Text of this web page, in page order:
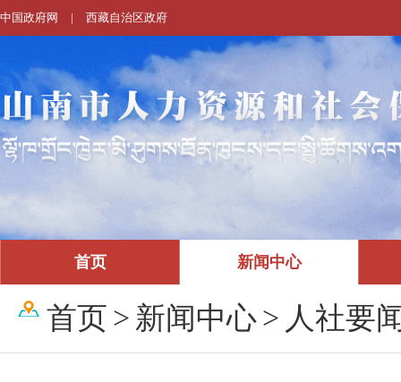
中国政府网 | 西藏自治区政府
首页 新闻中心
首页 > 新闻中心> 人社要